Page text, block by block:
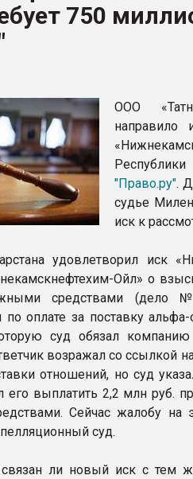
стал
750
ООО
"Право.ру".
судье
иск к
удовлетворил иск
Ойл» о
средствами (дело
по оплате за поставку
суд обязал
возражал со ссылкой
отношений, но суд
его выплатить 2,2 млн руб.
Сейчас жалобу на
суд.
ли новый иск с тем